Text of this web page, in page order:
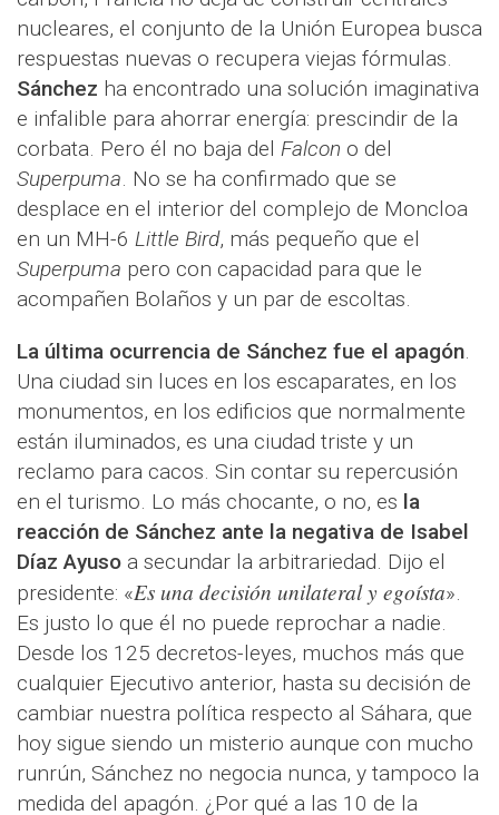
nucleares, el conjunto de la Unión Europea busca
respuestas nuevas o recupera viejas fórmulas.
Sánchez ha encontrado una solución imaginativa
e infalible para ahorrar energía: prescindir de la
corbata. Pero él no baja del Falcon o del
Superpuma. No se ha confirmado que se
desplace en el interior del complejo de Moncloa
en un MH-6 Little Bird, más pequeño que el
Superpuma pero con capacidad para que le
acompañen Bolaños y un par de escoltas.
La última ocurrencia de Sánchez fue el apagón.
Una ciudad sin luces en los escaparates, en los
monumentos, en los edificios que normalmente
están iluminados, es una ciudad triste y un
reclamo para cacos. Sin contar su repercusión
en el turismo. Lo más chocante, o no, es la
reacción de Sánchez ante la negativa de Isabel
Díaz Ayuso a secundar la arbitrariedad. Dijo el
presidente: «Es una decisión unilateral y egoísta».
Es justo lo que él no puede reprochar a nadie.
Desde los 125 decretos-leyes, muchos más que
cualquier Ejecutivo anterior, hasta su decisión de
cambiar nuestra política respecto al Sáhara, que
hoy sigue siendo un misterio aunque con mucho
runrún, Sánchez no negocia nunca, y tampoco la
medida del apagón. ¿Por qué a las 10 de la